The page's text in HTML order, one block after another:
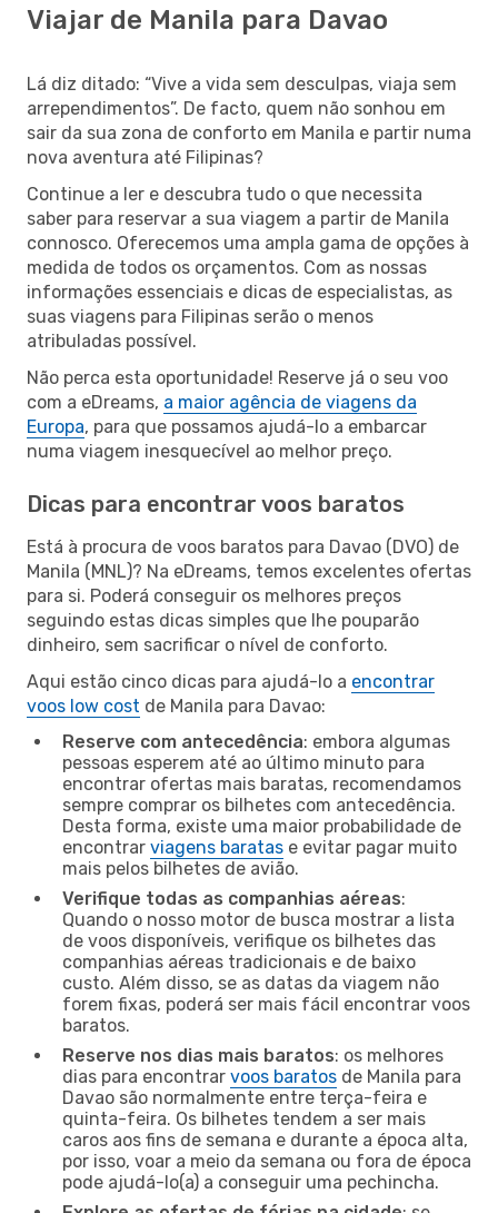
Viajar de Manila para Davao
Lá diz ditado: “Vive a vida sem desculpas, viaja sem
arrependimentos”. De facto, quem não sonhou em
sair da sua zona de conforto em Manila e partir numa
nova aventura até Filipinas?
Continue a ler e descubra tudo o que necessita
saber para reservar a sua viagem a partir de Manila
connosco. Oferecemos uma ampla gama de opções à
medida de todos os orçamentos. Com as nossas
informações essenciais e dicas de especialistas, as
suas viagens para Filipinas serão o menos
atribuladas possível.
Não perca esta oportunidade! Reserve já o seu voo
com a eDreams, a maior agência de viagens da
Europa, para que possamos ajudá-lo a embarcar
numa viagem inesquecível ao melhor preço.
Dicas para encontrar voos baratos
Está à procura de voos baratos para Davao (DVO) de
Manila (MNL)? Na eDreams, temos excelentes ofertas
para si. Poderá conseguir os melhores preços
seguindo estas dicas simples que lhe pouparão
dinheiro, sem sacrificar o nível de conforto.
Aqui estão cinco dicas para ajudá-lo a encontrar
voos low cost de Manila para Davao:
Reserve com antecedência: embora algumas
pessoas esperem até ao último minuto para
encontrar ofertas mais baratas, recomendamos
sempre comprar os bilhetes com antecedência.
Desta forma, existe uma maior probabilidade de
encontrar viagens baratas e evitar pagar muito
mais pelos bilhetes de avião.
Verifique todas as companhias aéreas:
Quando o nosso motor de busca mostrar a lista
de voos disponíveis, verifique os bilhetes das
companhias aéreas tradicionais e de baixo
custo. Além disso, se as datas da viagem não
forem fixas, poderá ser mais fácil encontrar voos
baratos.
Reserve nos dias mais baratos: os melhores
dias para encontrar voos baratos de Manila para
Davao são normalmente entre terça-feira e
quinta-feira. Os bilhetes tendem a ser mais
caros aos fins de semana e durante a época alta,
por isso, voar a meio da semana ou fora de época
pode ajudá-lo(a) a conseguir uma pechincha.